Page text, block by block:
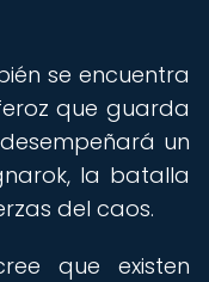
se encuentra
que guarda
un
la batalla
del caos.
que existen